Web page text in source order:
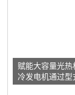
赋能大容量光
冷发电机通过